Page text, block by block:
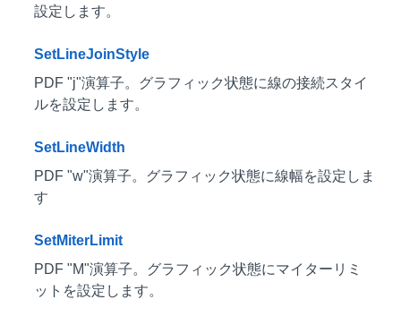
設定します。
SetLineJoinStyle
PDF "j"演算子。グラフィック状態に線の接続スタイ
ルを設定します。
SetLineWidth
PDF "w"演算子。グラフィック状態に線幅を設定しま
す
SetMiterLimit
PDF "M"演算子。グラフィック状態にマイターリミ
ットを設定します。